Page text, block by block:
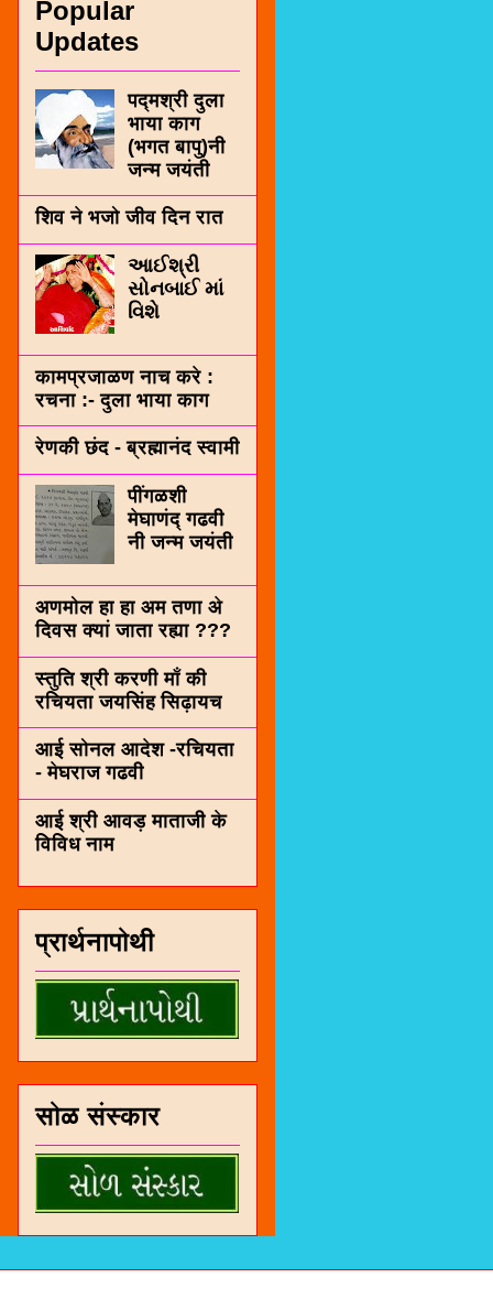
Popular
Updates
पद्मश्री दुला
भाया काग
(भगत बापु)नी
जन्म जयंती
शिव ने भजो जीव दिन रात
આઈશ્રી
સોનબાઈ માં
વિશે
कामप्रजाळण नाच करे :
रचना :- दुला भाया काग
रेणकी छंद - ब्रह्मानंद स्वामी
पींगळशी
मेघाणंद् गढवी
नी जन्म जयंती
अणमोल हा हा अम तणा अे
दिवस क्यां जाता रह्या ???
स्तुति श्री करणी माँ की
रचियता जयसिंह सिढ़ायच
आई सोनल आदेश -रचियता
- मेघराज गढवी
आई श्री आवड़ माताजी के
विविध नाम
प्रार्थनापोथी
सोळ संस्कार